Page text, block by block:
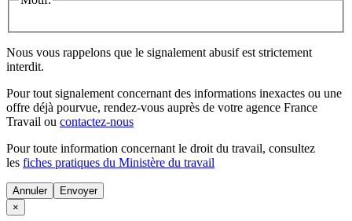
Nous vous rappelons que le signalement abusif est strictement
interdit.
Pour tout signalement concernant des informations inexactes ou une
offre déjà pourvue, rendez-vous auprès de votre agence France
Travail ou contactez-nous
Pour toute information concernant le droit du travail, consultez
les fiches pratiques du Ministère du travail
Annuler
×